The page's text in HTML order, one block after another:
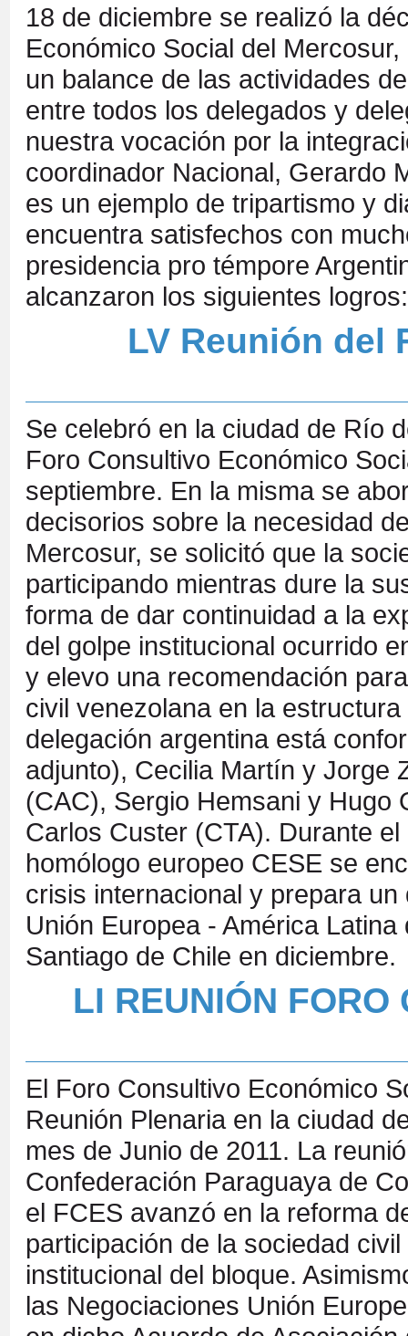
18 de diciembre se realizó la
Económico Social del
un balance de las actividades
entre todos los delegados y
nuestra vocación por la
coordinador Nacional, Gerardo
es un ejemplo de tripartismo y
encuentra satisfechos con
presidencia pro témpore
alcanzaron los siguientes logros:
LV Reunión del
Se celebró en la ciudad de Río
Foro Consultivo Económico
septiembre. En la misma se
decisorios sobre la necesidad
Mercosur, se solicitó que la
participando mientras dure la
forma de dar continuidad a la
del golpe institucional ocurrido
y elevo una recomendación
civil venezolana en la
delegación argentina está
adjunto), Cecilia Martín y Jorge
(CAC), Sergio Hemsani y Hugo
Carlos Custer (CTA). Durante
homólogo europeo CESE se
crisis internacional y prepara
Unión Europea - América
Santiago de Chile en diciembre.
LI REUNIÓN FORO
El Foro Consultivo Económico
Reunión Plenaria en la ciudad
mes de Junio de 2011. La
Confederación Paraguaya de
el FCES avanzó en la reforma
participación de la sociedad
institucional del bloque.
las Negociaciones Unión